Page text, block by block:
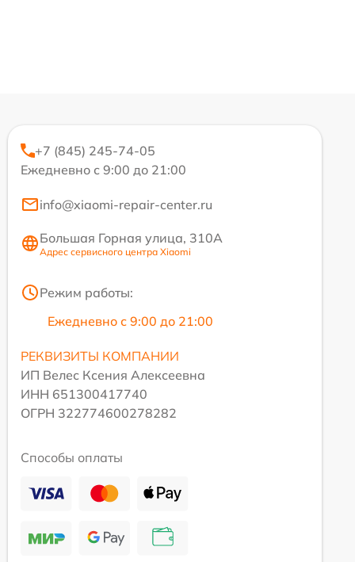
+7 (845) 245-74-05
Ежедневно с 9:00 до 21:00
info@xiaomi-repair-center.ru
Большая Горная улица, 310А
Адрес сервисного центра Xiaomi
Режим работы:
Ежедневно с 9:00 до 21:00
РЕКВИЗИТЫ КОМПАНИИ
ИП Велес Ксения Алексеевна
ИНН 651300417740
ОГРН 322774600278282
Способы оплаты